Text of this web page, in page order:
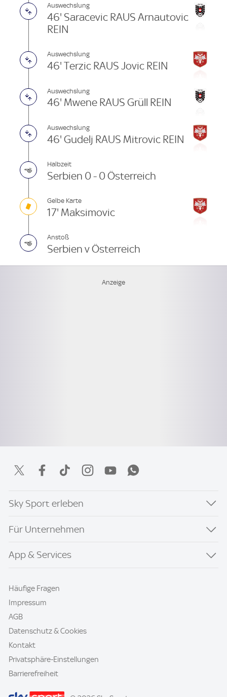
Auswechslung
46' Saracevic RAUS Arnautovic
REIN
Auswechslung
46' Terzic RAUS Jovic REIN
Auswechslung
46' Mwene RAUS Grüll REIN
Auswechslung
46' Gudelj RAUS Mitrovic REIN
Halbzeit
Serbien 0 - 0 Österreich
Gelbe Karte
17' Maksimovic
Anstoß
Serbien v Österreich
Sky Sport erleben
Für Unternehmen
App & Services
Häufige Fragen
Impressum
AGB
Datenschutz & Cookies
Kontakt
Privatsphäre-Einstellungen
Barrierefreiheit